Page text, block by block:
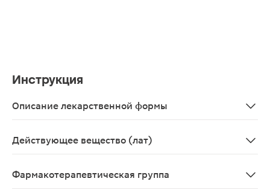
Инструкция
Описание лекарственной формы
Действующее вещество (лат)
Фармакотерапевтическая группа